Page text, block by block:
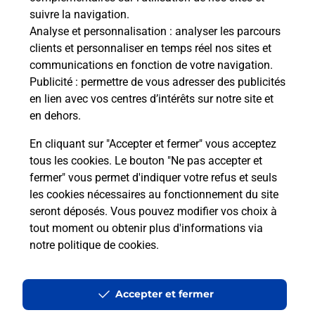
suivre la navigation.
Analyse et personnalisation : analyser les parcours
clients et personnaliser en temps réel nos sites et
communications en fonction de votre navigation.
Publicité : permettre de vous adresser des publicités
en lien avec vos centres d’intérêts sur notre site et
en dehors.
En cliquant sur "Accepter et fermer" vous acceptez
tous les cookies. Le bouton "Ne pas accepter et
fermer" vous permet d'indiquer votre refus et seuls
les cookies nécessaires au fonctionnement du site
seront déposés. Vous pouvez modifier vos choix à
tout moment ou obtenir plus d'informations via
notre politique de cookies.
Accepter et fermer
Boîte aux Lettres La Poste
Collecte du courrier aujourd'hui à 08h30
2180 Route Du Sougey
38490
Les Abrets En Dauphine
Itinéraire
Localiser Liste Boîtes aux lettres
Isère
Les Abrets En Dauphine
Accessibilité : partiellement conforme